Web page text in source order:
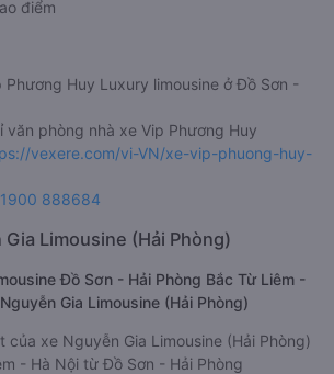
điểm
Phương Huy Luxury limousine ở Đồ Sơn -
văn phòng nhà xe Vip Phương Huy
vexere.com/vi-VN/xe-vip-phuong-huy-
1900 888684
Gia Limousine (Hải Phòng)
Đồ Sơn - Hải Phòng Bắc Từ Liêm -
Gia Limousine (Hải Phòng)
của xe Nguyễn Gia Limousine (Hải Phòng)
- Hà Nội từ Đồ Sơn - Hải Phòng